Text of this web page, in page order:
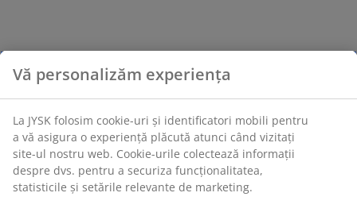
Vă personalizăm experiența
La JYSK folosim cookie-uri și identificatori mobili pentru
a vă asigura o experiență plăcută atunci când vizitați
site-ul nostru web. Cookie-urile colectează informații
despre dvs. pentru a securiza funcționalitatea,
statisticile și setările relevante de marketing.